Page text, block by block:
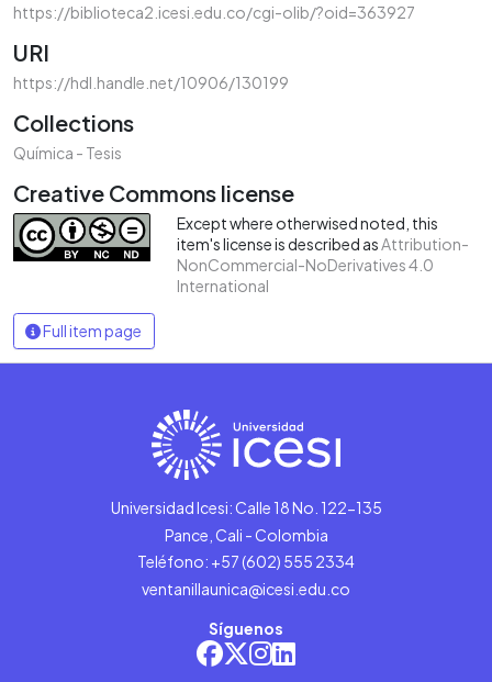
https://biblioteca2.icesi.edu.co/cgi-olib/?oid=363927
URI
https://hdl.handle.net/10906/130199
Collections
Química - Tesis
Creative Commons license
Except where otherwised noted, this
item's license is described asAttribution-
NonCommercial-NoDerivatives 4.0
International
Full item page
Universidad Icesi: Calle 18 No. 122-135
Pance, Cali - Colombia
Teléfono: +57 (602) 555 2334
ventanillaunica@icesi.edu.co
Síguenos